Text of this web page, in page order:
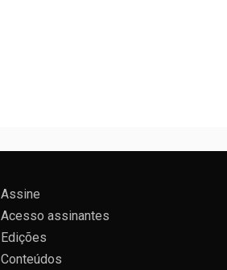
Assine
Acesso assinantes
Edições
Conteúdos